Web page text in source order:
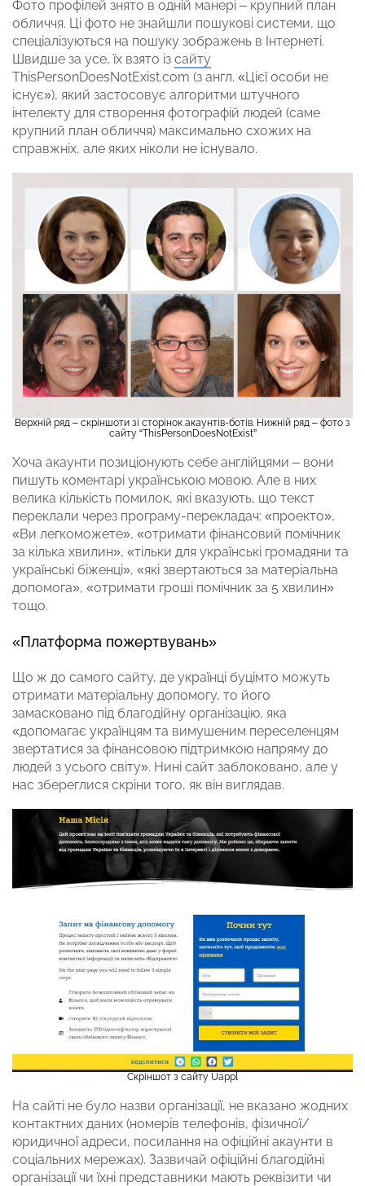
Фото профілей знято в одній манері – крупний план
обличчя. Ці фото не знайшли пошукові системи, що
спеціалізуються на пошуку зображень в Інтернеті.
Швидше за усе, їх взято із сайту
ThisPersonDoesNotExist.com (з англ. «Цієї особи не
існує»), який застосовує алгоритми штучного
інтелекту для створення фотографій людей (саме
крупний план обличчя) максимально схожих на
справжніх, але яких ніколи не існувало.
Верхній ряд – скріншоти зі сторінок акаунтів-ботів. Нижній ряд – фото з
сайту “ThisPersonDoesNotExist”
Хоча акаунти позиціонують себе англійцями – вони
пишуть коментарі українською мовою. Але в них
велика кількість помилок, які вказують, що текст
переклали через програму-перекладач: «проекто»,
«Ви легкоможете», «отримати фінансовий помічник
за кілька хвилин», «тільки для українські громадяни та
українські біженці», «які звертаються за матеріальна
допомога», «отримати гроші помічник за 5 хвилин»
тощо.
«Платформа пожертвувань»
Що ж до самого сайту, де українці буцімто можуть
отримати матеріальну допомогу, то його
замасковано під благодійну організацію, яка
«допомагає українцям та вимушеним переселенцям
звертатися за фінансовою підтримкою напряму до
людей з усього світу». Нині сайт заблоковано, але у
нас збереглися скріни того, як він виглядав.
Скріншот з сайту Uappl
На сайті не було назви організації, не вказано жодних
контактних даних (номерів телефонів, фізичної/
юридичної адреси, посилання на офіційні акаунти в
соціальних мережах). Зазвичай офіційні благодійні
організації чи їхні представники мають реквізити чи